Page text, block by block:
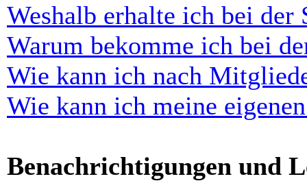
Weshalb erhalte ich bei der
Warum bekomme ich bei
Wie kann ich nach
Wie kann ich meine
Benachrichtigungen und